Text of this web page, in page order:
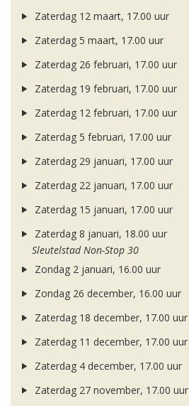
Zaterdag 12 maart, 17.00 uur
Zaterdag 5 maart, 17.00 uur
Zaterdag 26 februari, 17.00 uur
Zaterdag 19 februari, 17.00 uur
Zaterdag 12 februari, 17.00 uur
Zaterdag 5 februari, 17.00 uur
Zaterdag 29 januari, 17.00 uur
Zaterdag 22 januari, 17.00 uur
Zaterdag 15 januari, 17.00 uur
Zaterdag 8 januari, 18.00 uur
Sleutelstad Non-Stop 30
Zondag 2 januari, 16.00 uur
Zondag 26 december, 16.00 uur
Zaterdag 18 december, 17.00 uur
Zaterdag 11 december, 17.00 uur
Zaterdag 4 december, 17.00 uur
Zaterdag 27 november, 17.00 uur